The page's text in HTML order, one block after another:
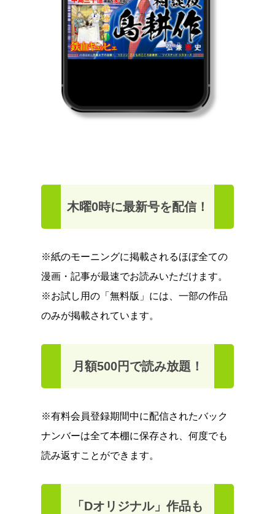
木曜0時に最新号を配信！
※紙のモーニングに掲載されるほぼ全ての
漫画・記事が最速でお読みいただけます。
※お試し用の「無料版」には、一部の作品
のみが掲載されています。
月額500円で読み放題！
※有料会員登録期間中に配信されたバック
ナンバーは全て本棚に保存され、何度でも
読み返すことができます。
「Dオリジナル」作品も